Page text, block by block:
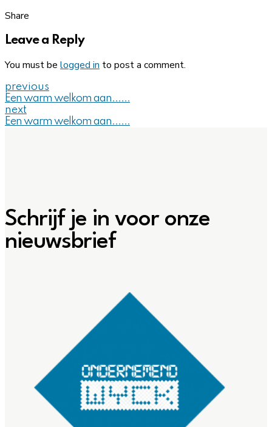
Share
Leave a Reply
You must be logged in to post a comment.
previous
Een warm welkom aan......
next
Een warm welkom aan......
Schrijf je in voor onze
nieuwsbrief